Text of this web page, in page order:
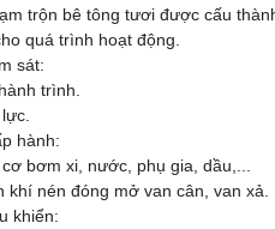
trộn bê tông tươi được cấu
quá trình hoạt động.
sát:
trình.
hành:
bơm xi, nước, phụ gia, dầu,...
khí nén đóng mở van cân, van xả.
khiển: